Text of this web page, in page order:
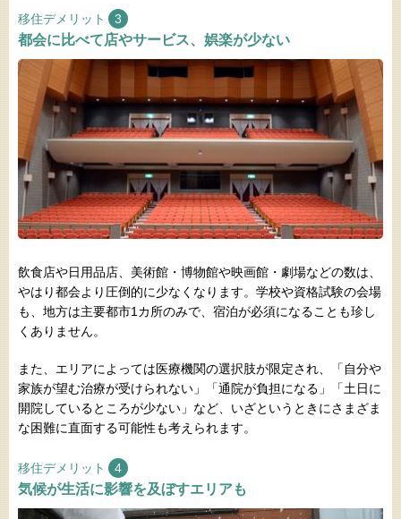
移住デメリット 3
都会に比べて店やサービス、娯楽が少ない
飲食店や日用品店、美術館・博物館や映画館・劇場などの数は、
やはり都会より圧倒的に少なくなります。学校や資格試験の会場
も、地方は主要都市1カ所のみで、宿泊が必須になることも珍し
くありません。
また、エリアによっては医療機関の選択肢が限定され、「自分や
家族が望む治療が受けられない」「通院が負担になる」「土日に
開院しているところが少ない」など、いざというときにさまざま
な困難に直面する可能性も考えられます。
移住デメリット 4
気候が生活に影響を及ぼすエリアも